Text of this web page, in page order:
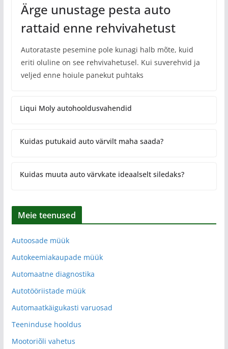
Ärge unustage pesta auto
rattaid enne rehvivahetust
Autorataste pesemine pole kunagi halb mõte, kuid
eriti oluline on see rehvivahetusel. Kui suverehvid ja
veljed enne hoiule panekut puhtaks
Liqui Moly autohooldusvahendid
Kuidas putukaid auto värvilt maha saada?
Kuidas muuta auto värvkate ideaalselt siledaks?
Meie teenused
Autoosade müük
Autokeemiakaupade müük
Automaatne diagnostika
Autotööriistade müük
Automaatkäigukasti varuosad
Teeninduse hooldus
Mootoriõli vahetus